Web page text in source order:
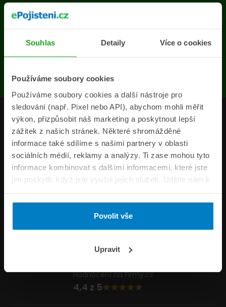
Souhlas Detaily Více o cookies
Používáme soubory cookies
Používáme soubory cookies a další nástroje pro
sledování (např. Pixel nebo API), abychom mohli měřit
výkon, přizpůsobit náš marketing a poskytnout lepší
zážitek z našich stránek. Některé shromážděné
informace také sdílíme s našimi partnery v oblasti
sociálních médií, reklamy a analýzy. Ti zase mohou tyto
informace kombinovat s dalšími informacemi, které jste
jim poskytli, když jste využili jejich služeb. Udělte nám k
tomu prosím svůj souhlas.
Povolit vše
Upravit
Na stránce se vyskytla
chyba
Produkty
Pojišťovny
Informace
ePojisteni.cz
Formuláře
Napište nám
Hodnocení na Firmy.cz
4,4 z 5